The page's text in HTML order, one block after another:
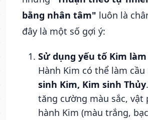
bằng nhân tâm" luôn là
đây là một số gợi ý:
Sử dụng yếu tố Kim
Hành Kim có thể làm cầu
sinh Kim, Kim sinh Thủy
tăng cường màu sắc, vật
hành Kim (màu trắng,